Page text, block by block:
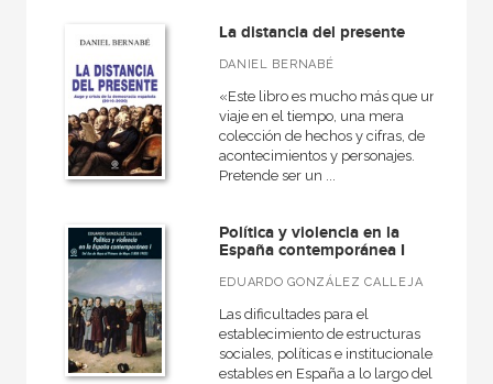
Atlas Akal
Básica de bolsillo
Básica de Bolsillo  Serie Cien palabras
Básica de Bolsillo  Serie Clásicos del pensamiento político
VER TODAS... (46)
NUESTROS FORMATOS
La distancia del presente
DANIEL BERNABÉ
«Este libro es mucho más que un
viaje en el tiempo, una mera
colección de hechos y cifras, de
acontecimientos y personajes.
Pretende ser un ...
Política y violencia en la
España contemporánea I
EDUARDO GONZÁLEZ CALLEJA
Las dificultades para el
establecimiento de estructuras
sociales, políticas e institucionales
estables en España a lo largo del